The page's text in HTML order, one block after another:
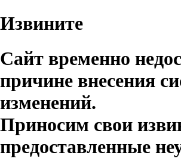
Извините
Сайт временно
причине внесения
изменений.
Приносим свои
предоставленные